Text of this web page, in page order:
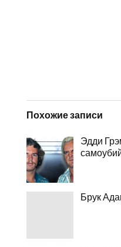
Похожие записи
Эдди
Брук